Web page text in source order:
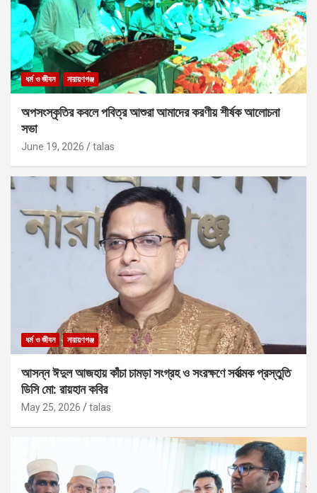
ধর্ম ও জীবন নারায়ণগঞ্জ
অপসংস্কৃতির কবলে পবিত্র আশুরা আমাদের করণীয় শীর্ষক আলোচনা
সভা
June 19, 2026 talas
ধর্ম ও জীবন নারায়ণগঞ্জ
আসন্ন ঈদুল আজহায় কাঁচা চামড়া সংগ্রহ ও সংরক্ষণে সর্বাত্মক প্রস্তুতি
ডিসি মো: রায়হান কবির
May 25, 2026 talas